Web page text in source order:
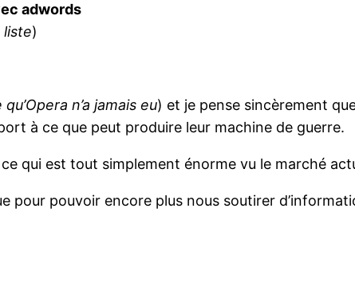
adwords
liste)
n’a jamais eu) et je pense sincèrement
à ce que peut produire leur machine de guerre.
qui est tout simplement énorme vu le marché
pour pouvoir encore plus nous soutirer